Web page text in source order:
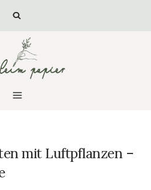
mit Luftpflanzen –